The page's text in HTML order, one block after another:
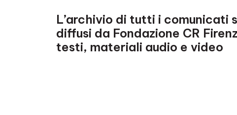
L’archivio di tutti i comunicati
diffusi da Fondazione CR
testi, materiali audio e video